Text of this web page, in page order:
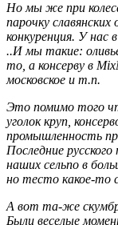
Но мы же при
парочку
конкуренция. У нас
..И мы такие:
то, а консерву в
московское и т.п.
Это помимо того
уголок круп,
промышленность
Последние
наших сельпо в
но тесто какое-то
А вот та-же
Были веселые